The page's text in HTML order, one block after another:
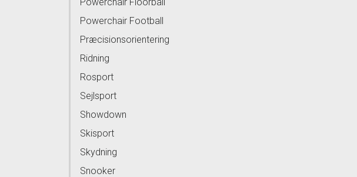
Powerchair Football
Præcisionsorientering
Ridning
Rosport
Sejlsport
Showdown
Skisport
Skydning
Snooker